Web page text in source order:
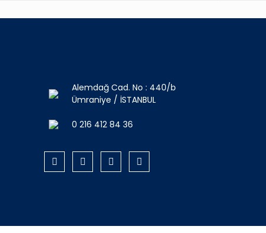
Alemdağ Cad. No : 440/b
Ümraniye / İSTANBUL
0 216 412 84 36